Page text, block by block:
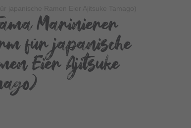
Marinierer
für japanische
Eier Ajitsuke